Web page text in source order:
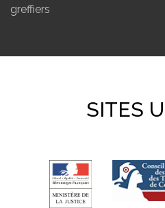
greffiers
SITES